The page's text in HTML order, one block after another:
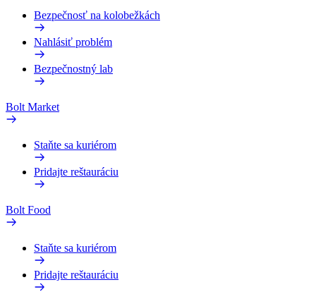
Bezpečnosť na kolobežkách
Nahlásiť problém
Bezpečnostný lab
Bolt Market
Staňte sa kuriérom
Pridajte reštauráciu
Bolt Food
Staňte sa kuriérom
Pridajte reštauráciu